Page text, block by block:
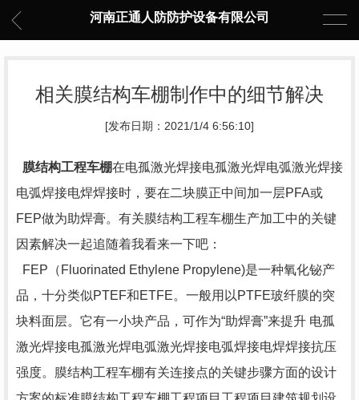
河南正通人防防护设备有限公司
相关膜结构车棚制作中的细节解决
[发布日期：2021/1/4 6:56:10]
膜结构工程车棚在电孤激光焊接电孤激光焊电弧激光焊接
电弧焊接电焊焊接时，要在二块膜正中间加一层PFA或
FEP做为助焊膏。有关膜结构工程车棚生产加工中的关键
因素解决一起追随着我看来一下吧：
FEP（Fluorinated Ethylene Propylene)是一种氧化铋产
品，十分类似PTEF和ETFE。一般用以PTFE玻纤膜的突
块料面层。它有一小块产品，可作为“助焊膏”来提升 电孤
激光焊接电孤激光焊电弧激光焊接电弧焊接电焊焊接抗压
强度。膜结构工程车棚有关连接点的关键步骤方面的设计